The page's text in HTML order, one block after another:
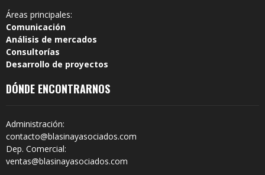
Áreas principales:
Comunicación
Análisis de mercados
Consultorías
Desarrollo de proyectos
DÓNDE ENCONTRARNOS
Administración:
contacto@blasinayasociados.com
Dep. Comercial:
ventas@blasinayasociados.com